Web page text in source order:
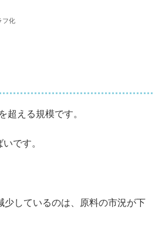
フ化
超える規模です。
です。
少しているのは、原料の市況が下